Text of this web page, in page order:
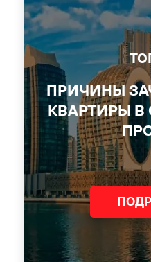
ПРИЧИНЫ
КВАРТИРЫ В